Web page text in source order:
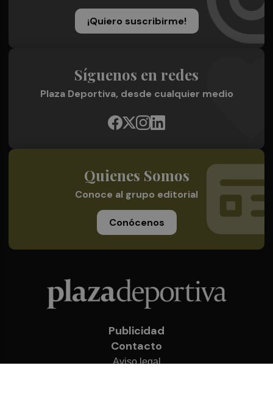
¡Quiero suscribirme!
Síguenos en redes
Plaza Deportiva, desde cualquier medio
Quienes Somos
Conoce al grupo editorial
Conócenos
Publicidad
Contacto
Aviso legal